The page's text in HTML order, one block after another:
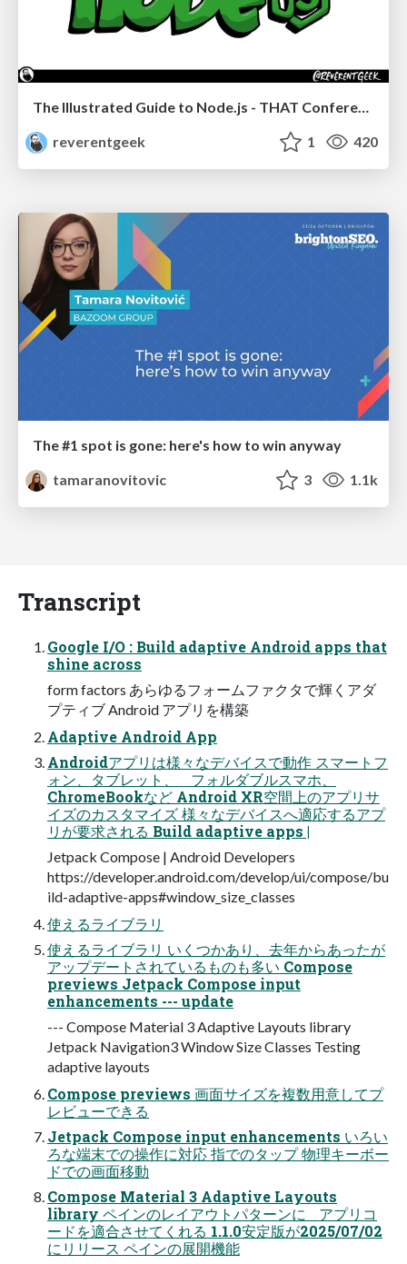
The Illustrated Guide to Node.js - THAT Conference 2024
reverentgeek
1 420
The #1 spot is gone: here's how to win anyway
tamaranovitovic
3 1.1k
Transcript
Google I/O : Build adaptive Android apps that
shine across
form factors あらゆるフォームファクタで輝くアダ
プティブ Android アプリを構築
Adaptive Android App
Androidアプリは様々なデバイスで動作 スマートフ
ォン、タブレット、 フォルダブルスマホ、
ChromeBookなど Android XR空間上のアプリサ
イズのカスタマイズ 様々なデバイスへ適応するアプ
リが要求される Build adaptive apps |
Jetpack Compose | Android Developers
https://developer.android.com/develop/ui/compose/bu
ild-adaptive-apps#window_size_classes
使えるライブラリ
使えるライブラリ いくつかあり、去年からあったが
アップデートされているものも多い Compose
previews Jetpack Compose input
enhancements --- update
--- Compose Material 3 Adaptive Layouts library
Jetpack Navigation3 Window Size Classes Testing
adaptive layouts
Compose previews 画面サイズを複数用意してプ
レビューできる
Jetpack Compose input enhancements いろい
ろな端末での操作に対応 指でのタップ 物理キーボー
ドでの画面移動
Compose Material 3 Adaptive Layouts
library ペインのレイアウトパターンに アプリコ
ードを適合させてくれる 1.1.0安定版が2025/07/02
にリリース ペインの展開機能